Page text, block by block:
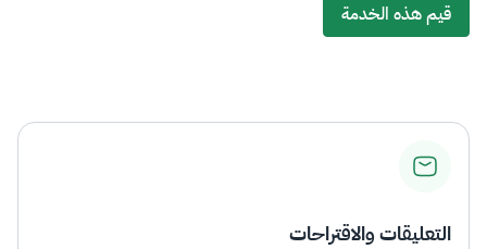
قيم هذه الخدمة
التعليقات والاقتراحات